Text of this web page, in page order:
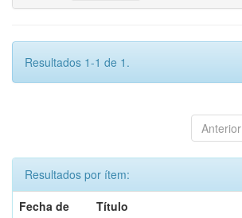
Resultados 1-1 de 1.
Anterior
Resultados por ítem:
Fecha de
Título